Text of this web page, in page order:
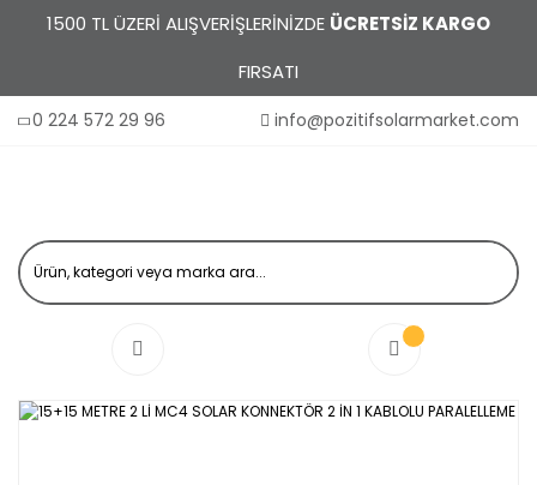
1500 TL ÜZERİ ALIŞVERİŞLERİNİZDE ÜCRETSİZ KARGO
FIRSATI
0 224 572 29 96 info@pozitifsolarmarket.com